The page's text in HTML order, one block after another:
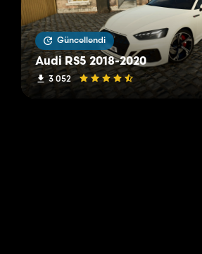
Güncellendi
Audi RS5 2018-2020
3 052